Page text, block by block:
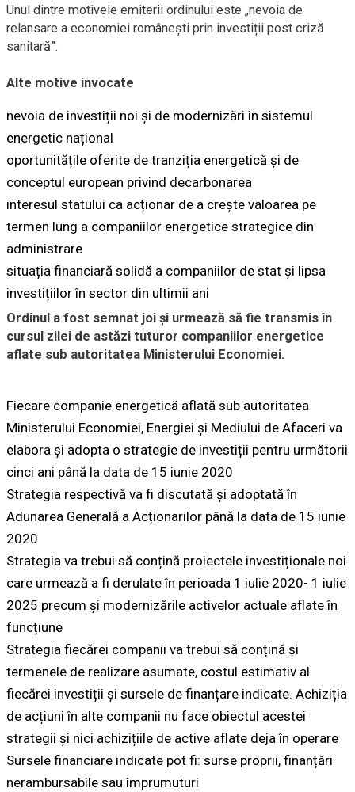
Unul dintre motivele emiterii ordinului este „nevoia de
relansare a economiei românești prin investiții post criză
sanitară”.
Alte motive invocate
nevoia de investiții noi și de modernizări în sistemul
energetic național
oportunitățile oferite de tranziția energetică și de
conceptul european privind decarbonarea
interesul statului ca acționar de a crește valoarea pe
termen lung a companiilor energetice strategice din
administrare
situația financiară solidă a companiilor de stat și lipsa
investițiilor în sector din ultimii ani
Ordinul a fost semnat joi și urmează să fie transmis în
cursul zilei de astăzi tuturor companiilor energetice
aflate sub autoritatea Ministerului Economiei.
Fiecare companie energetică aflată sub autoritatea
Ministerului Economiei, Energiei și Mediului de Afaceri va
elabora și adopta o strategie de investiții pentru următorii
cinci ani până la data de 15 iunie 2020
Strategia respectivă va fi discutată și adoptată în
Adunarea Generală a Acționarilor până la data de 15 iunie
2020
Strategia va trebui să conțină proiectele investiționale noi
care urmează a fi derulate în perioada 1 iulie 2020- 1 iulie
2025 precum și modernizările activelor actuale aflate în
funcțiune
Strategia fiecărei companii va trebui să conțină și
termenele de realizare asumate, costul estimativ al
fiecărei investiții și sursele de finanțare indicate. Achiziția
de acțiuni în alte companii nu face obiectul acestei
strategii și nici achizițiile de active aflate deja în operare
Sursele financiare indicate pot fi: surse proprii, finanțări
nerambursabile sau împrumuturi